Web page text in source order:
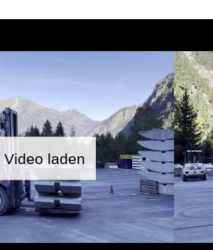
Video laden